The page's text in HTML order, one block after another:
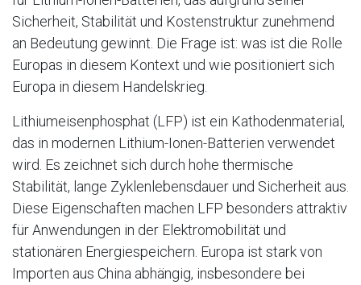
Sicherheit, Stabilität und Kostenstruktur zunehmend
an Bedeutung gewinnt. Die Frage ist: was ist die Rolle
Europas in diesem Kontext und wie positioniert sich
Europa in diesem Handelskrieg.
Lithiumeisenphosphat (LFP) ist ein Kathodenmaterial,
das in modernen Lithium-Ionen-Batterien verwendet
wird. Es zeichnet sich durch hohe thermische
Stabilität, lange Zyklenlebensdauer und Sicherheit aus.
Diese Eigenschaften machen LFP besonders attraktiv
für Anwendungen in der Elektromobilität und
stationären Energiespeichern. Europa ist stark von
Importen aus China abhängig, insbesondere bei